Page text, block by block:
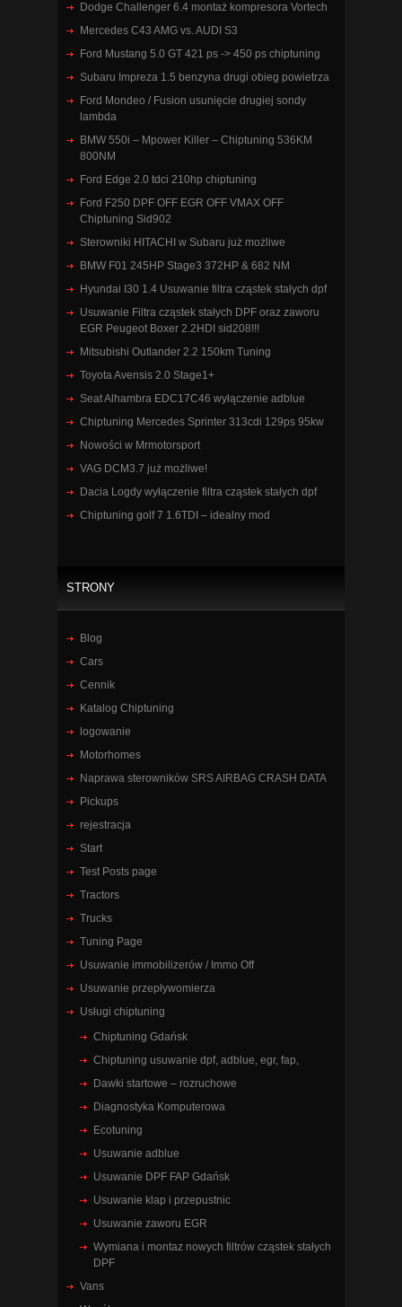
Dodge Challenger 6.4 montaż kompresora Vortech
Mercedes C43 AMG vs. AUDI S3
Ford Mustang 5.0 GT 421 ps -> 450 ps chiptuning
Subaru Impreza 1.5 benzyna drugi obieg powietrza
Ford Mondeo / Fusion usunięcie drugiej sondy
lambda
BMW 550i – Mpower Killer – Chiptuning 536KM
800NM
Ford Edge 2.0 tdci 210hp chiptuning
Ford F250 DPF OFF EGR OFF VMAX OFF
Chiptuning Sid902
Sterowniki HITACHI w Subaru już możliwe
BMW F01 245HP Stage3 372HP & 682 NM
Hyundai I30 1.4 Usuwanie filtra cząstek stałych dpf
Usuwanie Filtra cząstek stałych DPF oraz zaworu
EGR Peugeot Boxer 2.2HDI sid208!!!
Mitsubishi Outlander 2.2 150km Tuning
Toyota Avensis 2.0 Stage1+
Seat Alhambra EDC17C46 wyłączenie adblue
Chiptuning Mercedes Sprinter 313cdi 129ps 95kw
Nowości w Mrmotorsport
VAG DCM3.7 już możliwe!
Dacia Logdy wyłączenie filtra cząstek stałych dpf
Chiptuning golf 7 1.6TDI – idealny mod
STRONY
Blog
Cars
Cennik
Katalog Chiptuning
logowanie
Motorhomes
Naprawa sterowników SRS AIRBAG CRASH DATA
Pickups
rejestracja
Start
Test Posts page
Tractors
Trucks
Tuning Page
Usuwanie immobilizerów / Immo Off
Usuwanie przepływomierza
Usługi chiptuning
Chiptuning Gdańsk
Chiptuning usuwanie dpf, adblue, egr, fap,
Dawki startowe – rozruchowe
Diagnostyka Komputerowa
Ecotuning
Usuwanie adblue
Usuwanie DPF FAP Gdańsk
Usuwanie klap i przepustnic
Usuwanie zaworu EGR
Wymiana i montaz nowych filtrów cząstek stałych
DPF
Vans